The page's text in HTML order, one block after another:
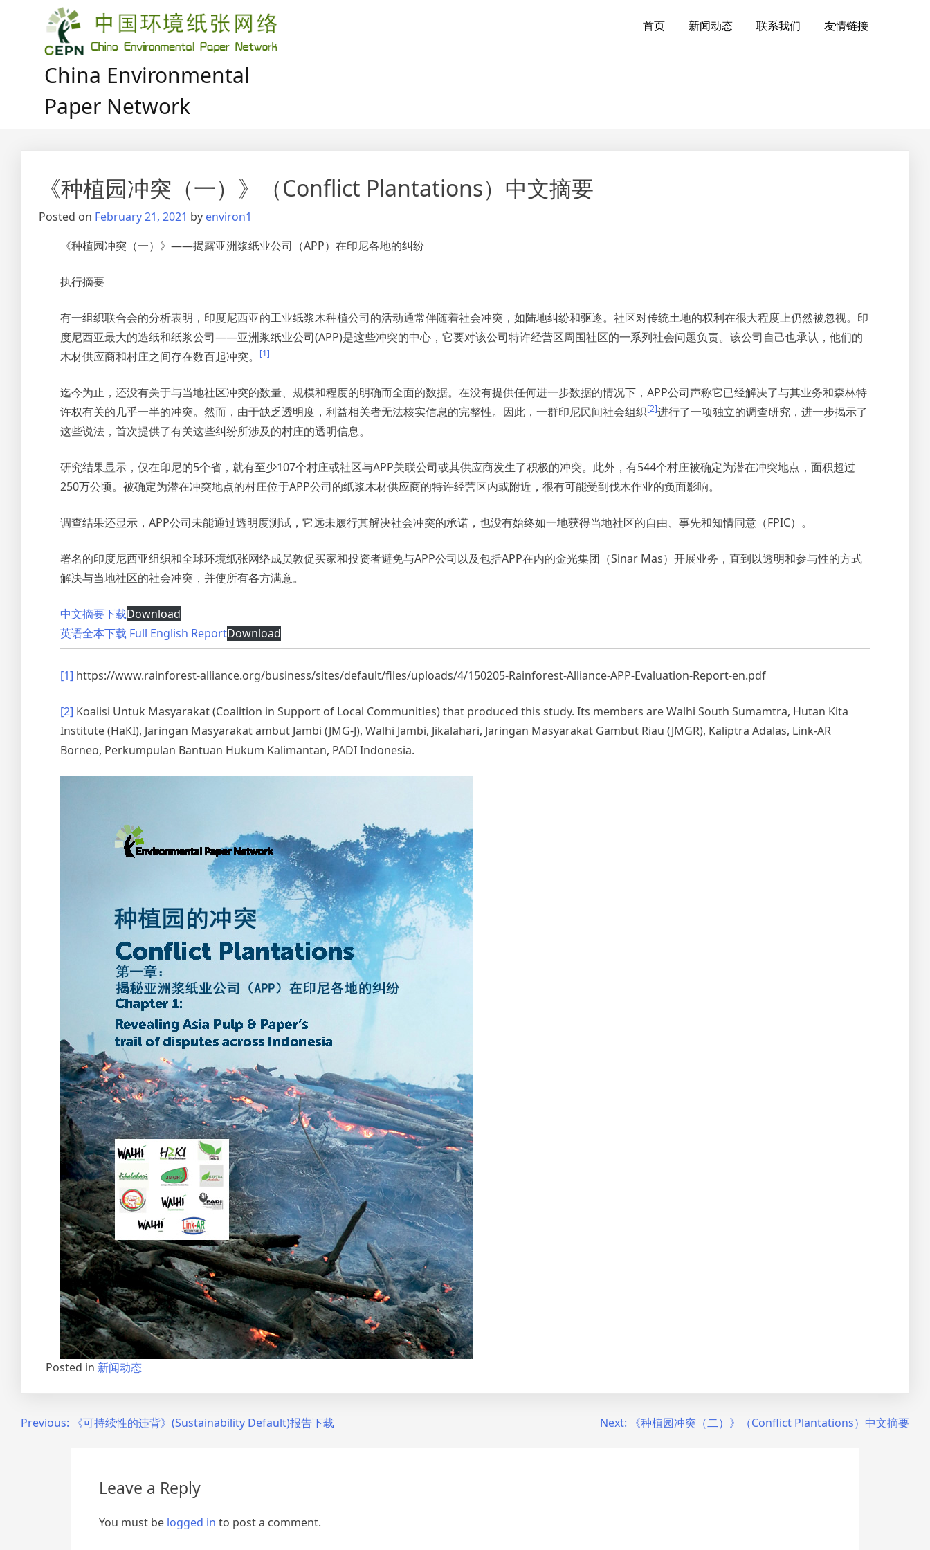
China Environmental
Paper Network
首页 新闻动态 联系我们 友情链接
《种植园冲突（一）》（Conflict Plantations）中文摘要
Posted on February 21, 2021 by environ1
《种植园冲突（一）》——揭露亚洲浆纸业公司（APP）在印尼各地的纠纷
执行摘要
有一组织联合会的分析表明，印度尼西亚的工业纸浆木种植公司的活动通常伴随着社会冲突，如陆地纠纷和驱逐。社区对传统土地的权利在很大程度上仍然被忽视。印
度尼西亚最大的造纸和纸浆公司——亚洲浆纸业公司(APP)是这些冲突的中心，它要对该公司特许经营区周围社区的一系列社会问题负责。该公司自己也承认，他们的
木材供应商和村庄之间存在数百起冲突。
[1]
迄今为止，还没有关于与当地社区冲突的数量、规模和程度的明确而全面的数据。在没有提供任何进一步数据的情况下，APP公司声称它已经解决了与其业务和森林特
许权有关的几乎一半的冲突。然而，由于缺乏透明度，利益相关者无法核实信息的完整性。因此，一群印尼民间社会组织[2]进行了一项独立的调查研究，进一步揭示了
这些说法，首次提供了有关这些纠纷所涉及的村庄的透明信息。
研究结果显示，仅在印尼的5个省，就有至少107个村庄或社区与APP关联公司或其供应商发生了积极的冲突。此外，有544个村庄被确定为潜在冲突地点，面积超过
250万公顷。被确定为潜在冲突地点的村庄位于APP公司的纸浆木材供应商的特许经营区内或附近，很有可能受到伐木作业的负面影响。
调查结果还显示，APP公司未能通过透明度测试，它远未履行其解决社会冲突的承诺，也没有始终如一地获得当地社区的自由、事先和知情同意（FPIC）。
署名的印度尼西亚组织和全球环境纸张网络成员敦促买家和投资者避免与APP公司以及包括APP在内的金光集团（Sinar Mas）开展业务，直到以透明和参与性的方式
解决与当地社区的社会冲突，并使所有各方满意。
中文摘要下载Download
英语全本下载 Full English ReportDownload
[1] https://www.rainforest-alliance.org/business/sites/default/files/uploads/4/150205-Rainforest-Alliance-APP-Evaluation-Report-en.pdf
[2] Koalisi Untuk Masyarakat (Coalition in Support of Local Communities) that produced this study. Its members are Walhi South Sumamtra, Hutan Kita
Institute (HaKI), Jaringan Masyarakat ambut Jambi (JMG-J), Walhi Jambi, Jikalahari, Jaringan Masyarakat Gambut Riau (JMGR), Kaliptra Adalas, Link-AR
Borneo, Perkumpulan Bantuan Hukum Kalimantan, PADI Indonesia.
Posted in 新闻动态
PostPrevious: 《可持续性的违背》(Sustainability Default)报告下载 Next: 《种植园冲突（二）》（Conflict Plantations）中文摘要
Leave a Reply
You must be logged in to post a comment.